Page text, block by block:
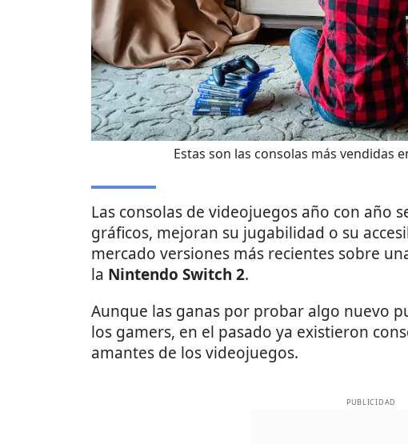
Estas son las consolas más vendidas
Las consolas de videojuegos año con año
gráficos, mejoran su jugabilidad o su
mercado versiones más recientes sobre
la Nintendo Switch 2.
Aunque las ganas por probar algo nuevo
los gamers, en el pasado ya existieron
amantes de los videojuegos.
PUBLICIDAD